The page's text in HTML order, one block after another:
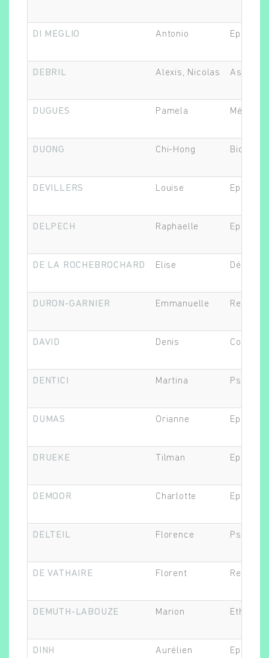
DI MEGLIO Antonio
DEBRIL Alexis, Nicolas
DUGUES Pamela Médecin
DUONG Chi-Hong
DEVILLERS Louise
DELPECH Raphaelle
DE LA ROCHEBROCHARD Elise
DURON-GARNIER Emmanuelle
DAVID Denis Co-
DENTICI Martina
DUMAS Orianne
DRUEKE Tilman
DEMOOR Charlotte
DELTEIL Florence
DE VATHAIRE Florent
DEMUTH-LABOUZE Marion
DINH Aurélien